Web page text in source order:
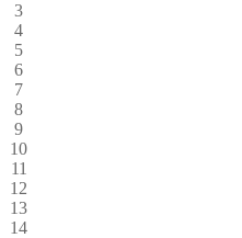
3
4
5
6
7
8
9
10
11
12
13
14